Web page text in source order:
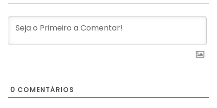
0 COMENTÁRIOS